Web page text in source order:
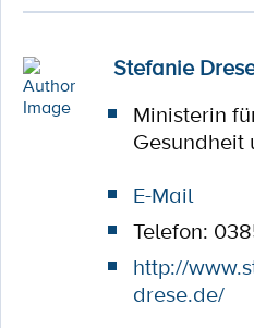
Stefanie
Ministerin
Gesundheit
E-Mail
Telefon:
http://
drese.de/